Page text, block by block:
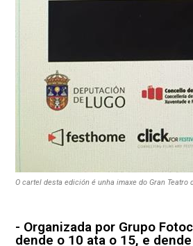
O cartel desta edición é unha imaxe do Gran
- Organizada por Grupo
dende o 10 ata o 15, e